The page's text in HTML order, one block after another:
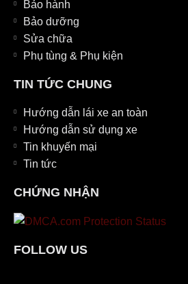
Bảo hành
Bảo dưỡng
Sửa chữa
Phụ tùng & Phụ kiện
TIN TỨC CHUNG
Hướng dẫn lái xe an toàn
Hướng dẫn sử dụng xe
Tin khuyến mại
Tin tức
CHỨNG NHẬN
FOLLOW US